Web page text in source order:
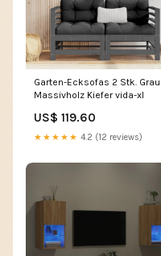
Garten-Ecksofas 2 Stk. Grau
Massivholz Kiefer vida-xl
US$ 119.60
★★★★★ 4.2 (12 reviews)